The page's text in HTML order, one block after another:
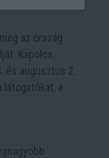
az ország
Kapolcs,
és augusztus 2.
látogatókat, a